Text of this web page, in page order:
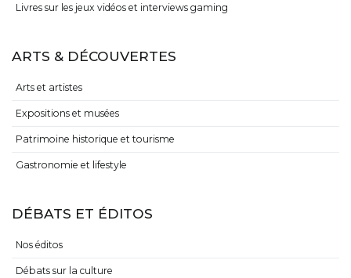
Livres sur les jeux vidéos et interviews gaming
ARTS & DÉCOUVERTES
Arts et artistes
Expositions et musées
Patrimoine historique et tourisme
Gastronomie et lifestyle
DÉBATS ET ÉDITOS
Nos éditos
Débats sur la culture